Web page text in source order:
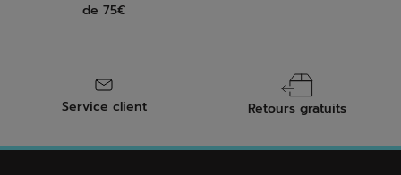
de 75€
Service client Retours gratuits